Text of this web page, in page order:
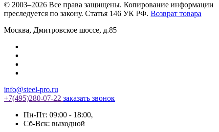
© 2003–2026 Все права защищены. Копирование информации
преследуется по закону. Статья 146 УК РФ. Возврат товара
Москва, Дмитровское шоссе, д.85
info@steel-pro.ru
+7(495)280-07-22 заказать звонок
Пн-Пт: 09:00 - 18:00,
Cб-Вск: выходной